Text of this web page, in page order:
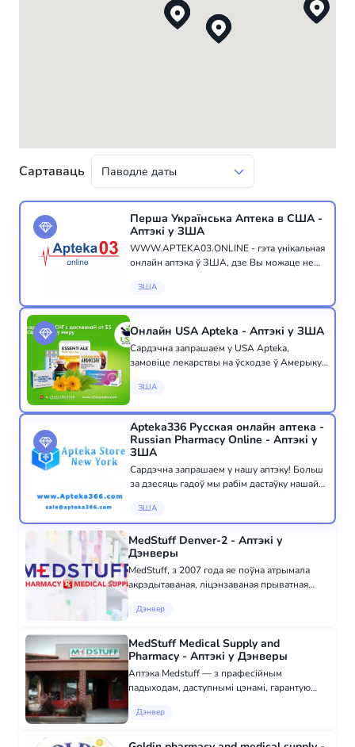
Сартаваць
Перша Українська Аптека в США -
Аптэкі у ЗША
WWW.APTEKA03.ONLINE - гэта унікальная
онлайн аптэка ў ЗША, дзе Вы можаце не
вітаміны ці аптэчную косметыку, але і
атрымаць кансультацыю кваліфікаванага
ЗША
Онлайн USA Apteka - Аптэкі у ЗША
Сардэчна запрашаем у USA Apteka,
замовіце лекарствы на ўсходзе ў Амерыку
ўсёй ЗША і свеце. У USA Apteka мы
ЗША
Apteka336 Русская онлайн аптека -
Russian Pharmacy Online - Аптэкі у
ЗША
Сардэчна запрашаем у нашу аптэку! Больш
за дзесяць гадоў мы рабім дастаўку нашай
Наша аптэка, якая знаходзіцца ў Нью-Ёрку,
абслугоўваўшы больш за 100 000 кліентаў...
ЗША
MedStuff Denver-2 - Аптэкі у
Дэнверы
MedStuff, з 2007 года яе поўна атрымала
акрэдытаваная, ліцэнзаваная прыватная
камплексныя рэабілітацыйныя інвалідныя
ка...
Дэнвер
MedStuff Medical Supply and
Pharmacy - Аптэкі у Дэнверы
Аптэка Medstuff — з прафесійным
падыходам, даступнымі цэнамі, гарантую
касметыкі, медыцынскіх тавараў і
Дэнвер